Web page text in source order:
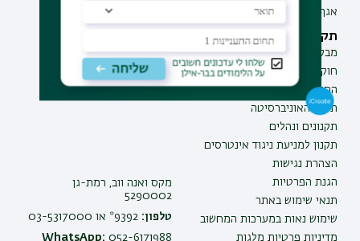
אגף התפעול
תקנות וביקורת
מבקר האוניברסיטה
חוק חופש המידע
החוק למניעת הטרדה מינית
תקנון האוניברסיטה
תקנונים ונהלים
תקנון למניעת ניגוד אינטרסים
הצהרת נגישות
הגנת הפרטיות
תנאי שימוש באתר
שימוש נאות במערכות המחשוב
מדיניות פרטיות מלגות
מקס ואנה ווב, רמת-גן
5290002
טלפון: 9392* או 03-5317000
WhatsApp: 052-6171988